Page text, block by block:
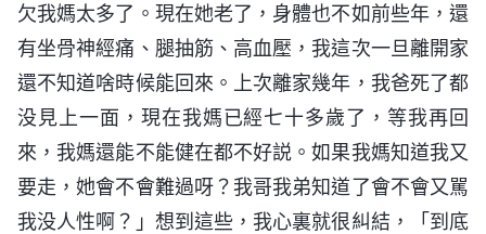
欠我媽太多了。現在她老了，身體也不如前些年，還
有坐骨神經痛、腿抽筋、高血壓，我這次一旦離開家
還不知道啥時候能回來。上次離家幾年，我爸死了都
没見上一面，現在我媽已經七十多歲了，等我再回
來，我媽還能不能健在都不好説。如果我媽知道我又
要走，她會不會難過呀？我哥我弟知道了會不會又駡
我没人性啊？」想到這些，我心裏就很糾結，「到底